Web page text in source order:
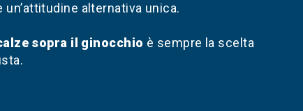
alternativa unica.
sopra il ginocchio è sempre la scelta